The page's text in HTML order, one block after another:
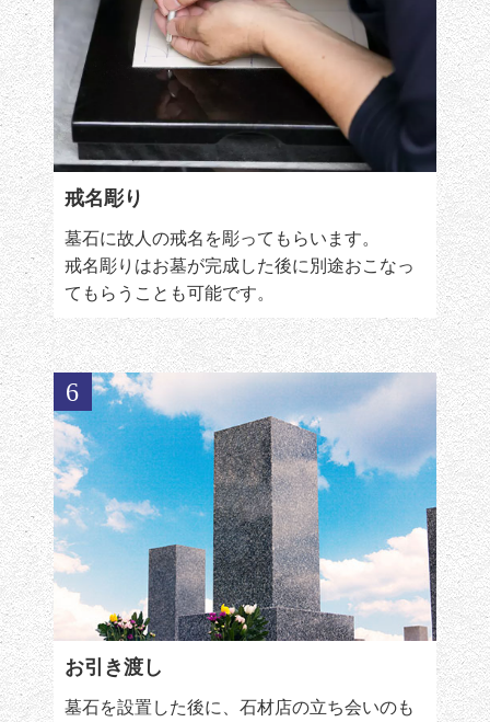
戒名彫り
墓石に故人の戒名を彫ってもらいます。
戒名彫りはお墓が完成した後に別途おこなっ
てもらうことも可能です。
6
お引き渡し
墓石を設置した後に、石材店の立ち会いのも